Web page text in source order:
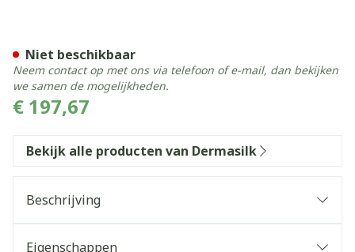
€ 197,67
Niet beschikbaar
Neem contact op met ons via telefoon of e-mail, dan bekijken
we samen de mogelijkheden.
Bekijk alle producten van Dermasilk
Beschrijving
Eigenschappen